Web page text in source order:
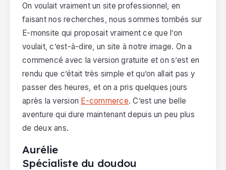
On voulait vraiment un site professionnel, en
faisant nos recherches, nous sommes tombés sur
E-monsite qui proposait vraiment ce que l’on
voulait, c’est-à-dire, un site à notre image. On a
commencé avec la version gratuite et on s’est en
rendu que c’était très simple et qu’on allait pas y
passer des heures, et on a pris quelques jours
après la version E-commerce. C’est une belle
aventure qui dure maintenant depuis un peu plus
de deux ans.
Aurélie
Spécialiste du doudou